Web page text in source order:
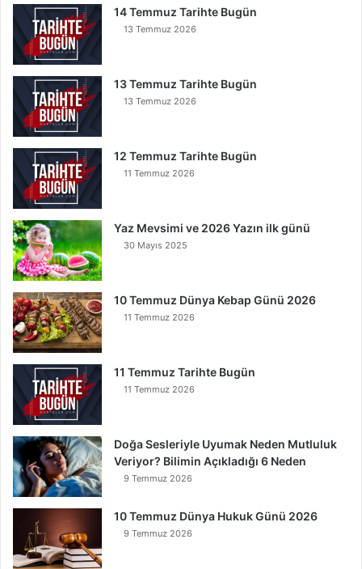
n
s
B
u
n
O
k
u
a
n
K
u
r
t
u
l
u
r
14 Temmuz Tarihte Bugün
13 Temmuz 2026
13 Temmuz Tarihte Bugün
13 Temmuz 2026
12 Temmuz Tarihte Bugün
11 Temmuz 2026
Yaz Mevsimi ve 2026 Yazın ilk günü
30 Mayıs 2025
10 Temmuz Dünya Kebap Günü 2026
11 Temmuz 2026
11 Temmuz Tarihte Bugün
11 Temmuz 2026
Doğa Sesleriyle Uyumak Neden Mutluluk
Veriyor? Bilimin Açıkladığı 6 Neden
9 Temmuz 2026
10 Temmuz Dünya Hukuk Günü 2026
9 Temmuz 2026